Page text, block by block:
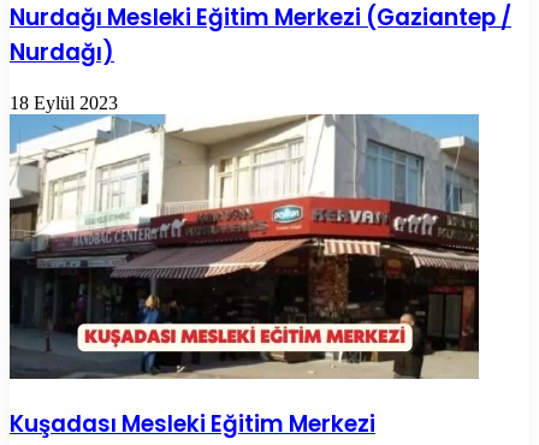
Nurdağı Mesleki Eğitim Merkezi (Gaziantep /
Nurdağı)
18 Eylül 2023
Kuşadası Mesleki Eğitim Merkezi